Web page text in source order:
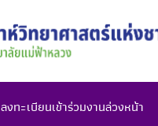
ลงทะเบียนเข้าร่วมงานล่วงหน้า